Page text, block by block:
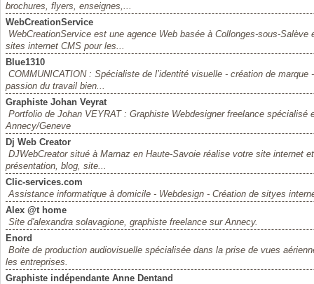
brochures, flyers, enseignes,...
WebCreationService
WebCreationService est une agence Web basée à Collonges-sous-
sites internet CMS pour les...
Blue1310
COMMUNICATION : Spécialiste de l’identité visuelle - création de
passion du travail bien...
Graphiste Johan Veyrat
Portfolio de Johan VEYRAT : Graphiste Webdesigner freelance
Annecy/Geneve
Dj Web Creator
DJWebCreator situé à Marnaz en Haute-Savoie réalise votre site internet
présentation, blog, site...
Clic-services.com
Assistance informatique à domicile - Webdesign - Création de sityes
Alex @t home
Site d'alexandra solavagione, graphiste freelance sur Annecy.
Enord
Boite de production audiovisuelle spécialisée dans la prise de vues
les entreprises.
Graphiste indépendante Anne Dentand